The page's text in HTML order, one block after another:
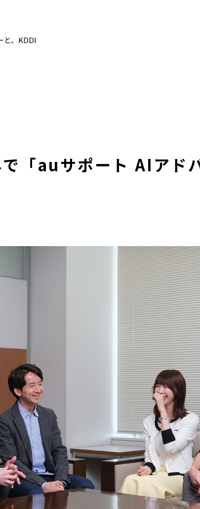
と、KDDI
「auサポート AIアド